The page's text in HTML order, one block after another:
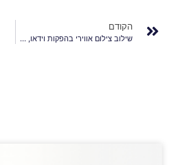
הקודם
שילוב צילום אווירי בהפקות וידאו, המקפצה שלך